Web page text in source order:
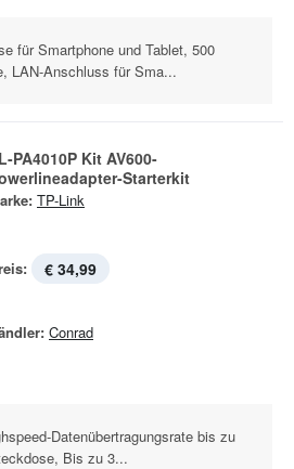
für Smartphone und Tablet, 500
LAN-Anschluss für Sma...
PA4010P Kit AV600-
Starterkit
TP-Link
€ 34,99
Conrad
Datenübertragungsrate bis zu
Bis zu 3...